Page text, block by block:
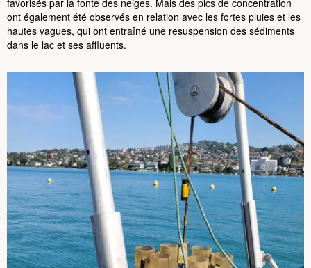
favorisés par la fonte des neiges. Mais des pics de concentration
ont également été observés en relation avec les fortes pluies et les
hautes vagues, qui ont entraîné une resuspension des sédiments
dans le lac et ses affluents.